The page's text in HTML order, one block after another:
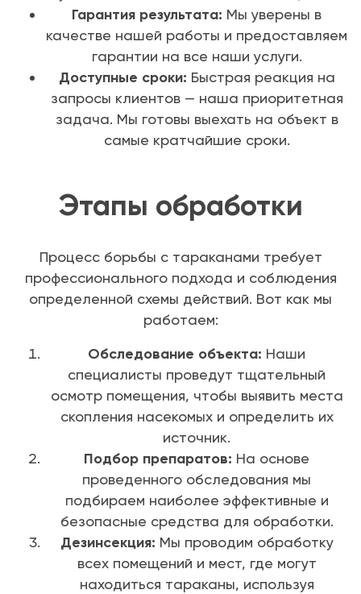
Гарантия результата: Мы уверены в
качестве нашей работы и предоставляем
гарантии на все наши услуги.
Доступные сроки: Быстрая реакция на
запросы клиентов — наша приоритетная
задача. Мы готовы выехать на объект в
самые кратчайшие сроки.
Этапы обработки
Процесс борьбы с тараканами требует
профессионального подхода и соблюдения
определенной схемы действий. Вот как мы
работаем:
Обследование объекта: Наши
специалисты проведут тщательный
осмотр помещения, чтобы выявить места
скопления насекомых и определить их
источник.
Подбор препаратов: На основе
проведенного обследования мы
подбираем наиболее эффективные и
безопасные средства для обработки.
Дезинсекция: Мы проводим обработку
всех помещений и мест, где могут
находиться тараканы, используя